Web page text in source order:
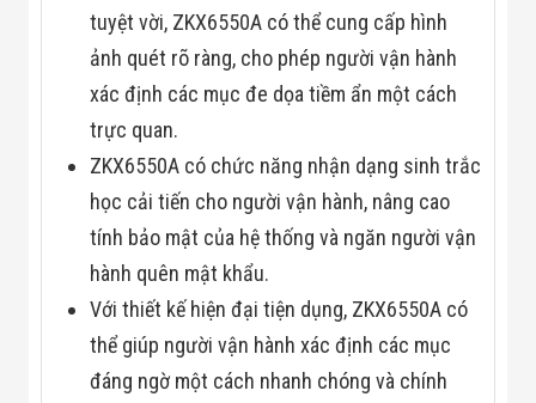
Máy Soi Hành
Cổng Phân Làn
Tự Động
Nhận Diện
Hệ Thống Điện
Nhẹ
Thiết Bị Theo
Ngành
Thiết Bị Ngành
Thực Phẩm
Thiết Bị Ngành
Công Nghiệp
tuyệt vời, ZKX6550A có thể cung cấp hình
ảnh quét rõ ràng, cho phép người vận hành
xác định các mục đe dọa tiềm ẩn một cách
trực quan.
ZKX6550A có chức năng nhận dạng sinh trắc
học cải tiến cho người vận hành, nâng cao
tính bảo mật của hệ thống và ngăn người vận
hành quên mật khẩu.
Với thiết kế hiện đại tiện dụng, ZKX6550A có
thể giúp người vận hành xác định các mục
đáng ngờ một cách nhanh chóng và chính